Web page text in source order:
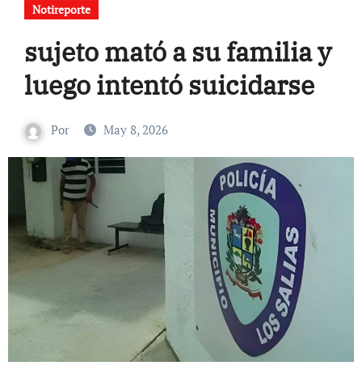
Notireporte
sujeto mató a su familia y
luego intentó suicidarse
Por May 8, 2026